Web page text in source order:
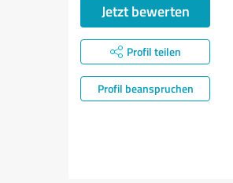
Jetzt bewerten
Profil teilen
Profil beanspruchen